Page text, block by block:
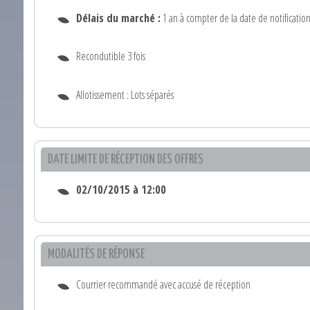
Délais du marché : 1 an à compter de la date de
Recondutible 3 fois
Allotissement : Lots séparés
DATE LIMITE DE RÉCEPTION DES OFFRES
02/10/2015 à 12:00
MODALITÉS DE RÉPONSE
Courrier recommandé avec accusé de réception